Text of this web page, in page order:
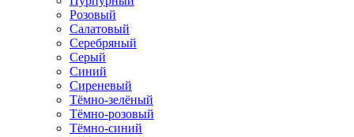
Розовый
Салатовый
Серебряный
Серый
Синий
Сиреневый
Тёмно-зелёный
Тёмно-розовый
Тёмно-синий